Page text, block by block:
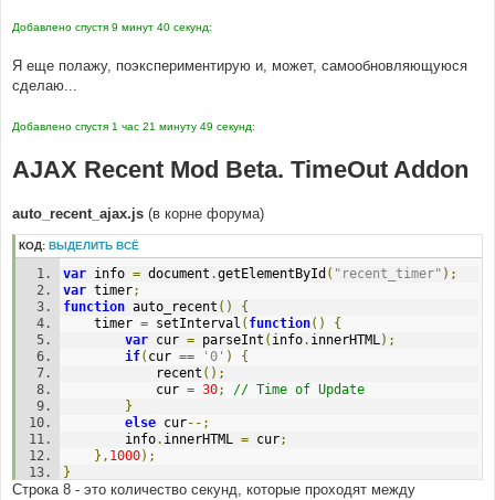
Добавлено спустя 9 минут 40 секунд:
Я еще полажу, поэкспериментирую и, может, самообновляющуюся
сделаю...
Добавлено спустя 1 час 21 минуту 49 секунд:
AJAX Recent Mod Beta. TimeOut Addon
auto_recent_ajax.js (в корне форума)
КОД: ВЫДЕЛИТЬ ВСЁ
var info = document .getElementById ( "recent_timer" );
var timer;
function auto_recent ()
{
	timer
= setInterval ( function()
{
var cur = parseInt ( info. innerHTML);
if( cur == '0' )
{
			recent
();
			cur
= 30;
// Time of Update
}
else cur--;
		info
. innerHTML = cur;
}, 1000);
}
Строка 8 - это количество секунд, которые проходят между